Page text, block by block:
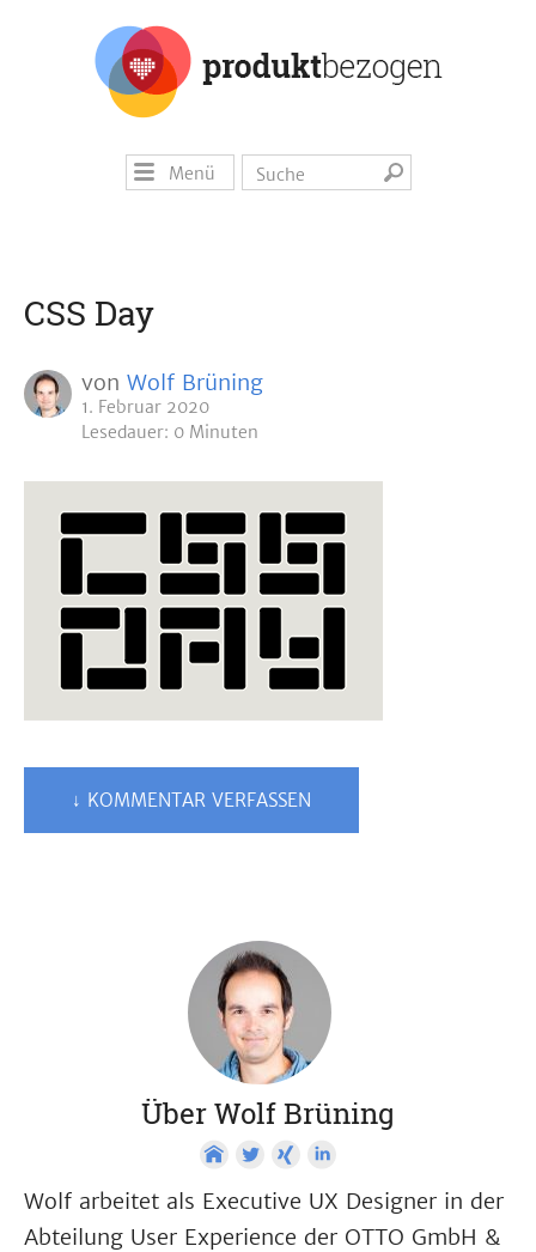
Menü
CSS Day
von Wolf Brüning
1. Februar 2020
Lesedauer: 0 Minuten
↓ KOMMENTAR VERFASSEN
Über Wolf Brüning
Wolf arbeitet als Executive UX Designer in der
Abteilung User Experience der OTTO GmbH &